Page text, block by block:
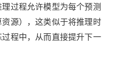
过程允许模型为每个预测
源），这类似于将推理时
程中，从而直接提升下一